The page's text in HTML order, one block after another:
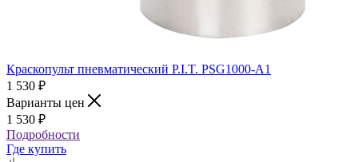
Краскопульт пневматический P.I.T. PSG1000-A1
1 530 ₽
Варианты цен
1 530 ₽
Подробности
Где купить